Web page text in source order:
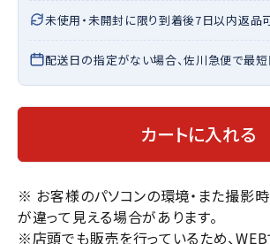
未使用・未開封に限り到着後7日以内返品
配送日の指定がない場合、佐川急便で最
カートに入れる
※ お客様のパソコンの環境・また撮影
が違って見える場合があります。
※店頭でも販売を行っているため、